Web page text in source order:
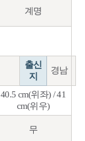
계명
출신
지
경남
40.5 cm(위좌) / 41
cm(위우)
무